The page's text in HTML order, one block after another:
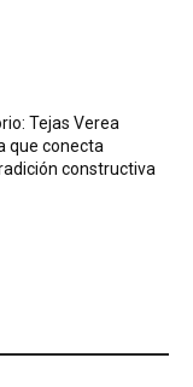
Tejas Verea
que conecta
constructiva